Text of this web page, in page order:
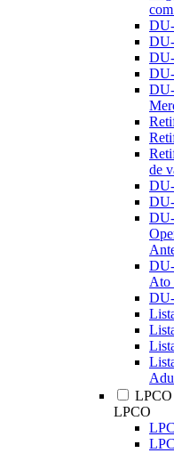
de
Ato
LPCO
LPCO